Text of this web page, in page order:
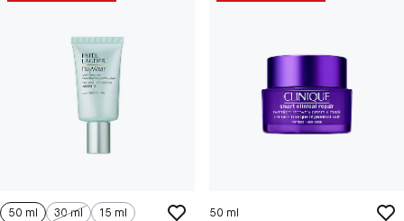
50 ml 30 ml 15 ml 50 ml